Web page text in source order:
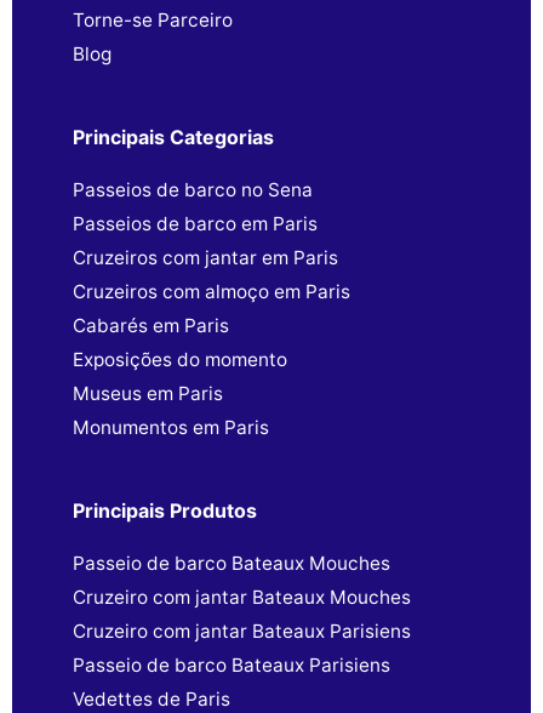
Torne-se Parceiro
Blog
Principais Categorias
Passeios de barco no Sena
Passeios de barco em Paris
Cruzeiros com jantar em Paris
Cruzeiros com almoço em Paris
Cabarés em Paris
Exposições do momento
Museus em Paris
Monumentos em Paris
Principais Produtos
Passeio de barco Bateaux Mouches
Cruzeiro com jantar Bateaux Mouches
Cruzeiro com jantar Bateaux Parisiens
Passeio de barco Bateaux Parisiens
Vedettes de Paris